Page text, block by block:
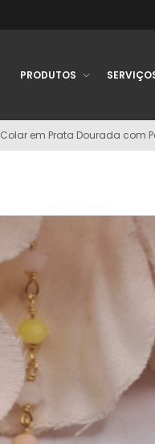
PRODUTOS
Colar em Prata Dourada com